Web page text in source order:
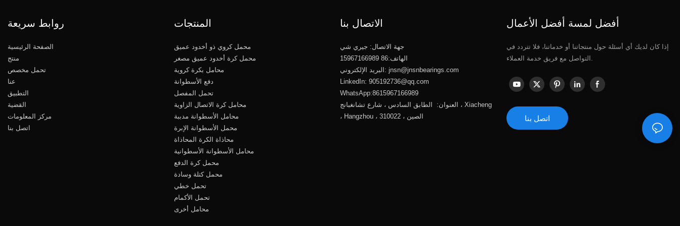
روابط سريعة
الصفحة الرئيسية
منتج
تحمل مخصص
عنا
التطبيق
القضية
مركز المعلومات
اتصل بنا
المنتجات
محمل كروي ذو أخدود عميق
محمل كرة أخدود عميق مصغر
محامل بكرة كروية
دفع الأسطوانة
تحمل المفصل
محامل كرة الاتصال الزاوية
محامل الأسطوانة مدببة
محمل الأسطوانة الإبرة
محاذاة الكرة المحاذاة
محامل الأسطوانة الأسطوانية
محمل كرة الدفع
محمل كتلة وسادة
تحمل خطي
تحمل الأكمام
محامل أخرى
الاتصال بنا
جهة الاتصال: جيري شي
الهاتف:86 15967166989
البريد الإلكتروني: jnsn@jnsnbearings.com
LinkedIn: 905192736@qq.com
WhatsApp:8615967166989
العنوان: الطابق السادس ، شارع تشانغبانج ، Xiacheng
أفضل لمسة أفضل الأعمال
إذا كان لديك أي أسئلة حول منتجاتنا أو خدماتنا، فلا تتردد في
التواصل مع فريق خدمة العملاء.
اتصل بنا